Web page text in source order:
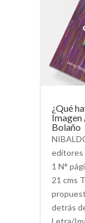
¿Qué
Bolaño
editores
1 N°
21 cms
detrás
Letra/